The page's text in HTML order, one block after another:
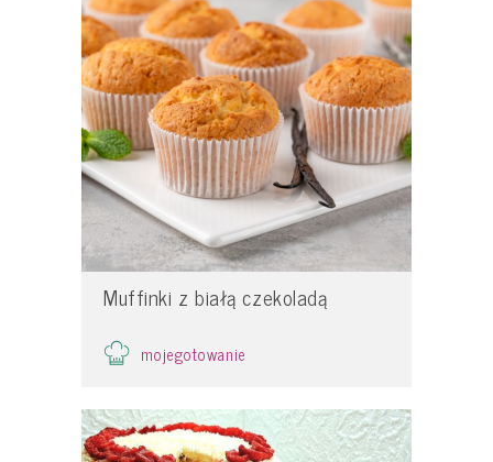
Muffinki z białą czekoladą
mojegotowanie